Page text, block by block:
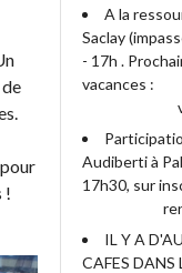
!
A la
Saclay
- 17h .
vacances :
Audiberti à
17h30, sur
IL Y A
CAFES DANS